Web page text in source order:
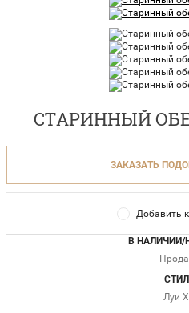
СТАРИННЫЙ
ЗАКАЗАТЬ
Добавить
В НАЛИЧИИ/
Луи